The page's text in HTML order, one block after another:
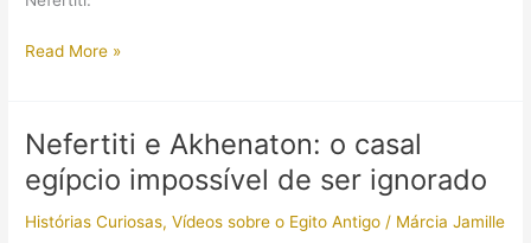
Nefertiti
uma
faraó,
arqueóloga
Read More »
Nefertiti e Akhenaton: o casal
egípcio impossível de ser ignorado
Histórias Curiosas,Vídeos sobre o Egito Antigo / Márcia Jamille